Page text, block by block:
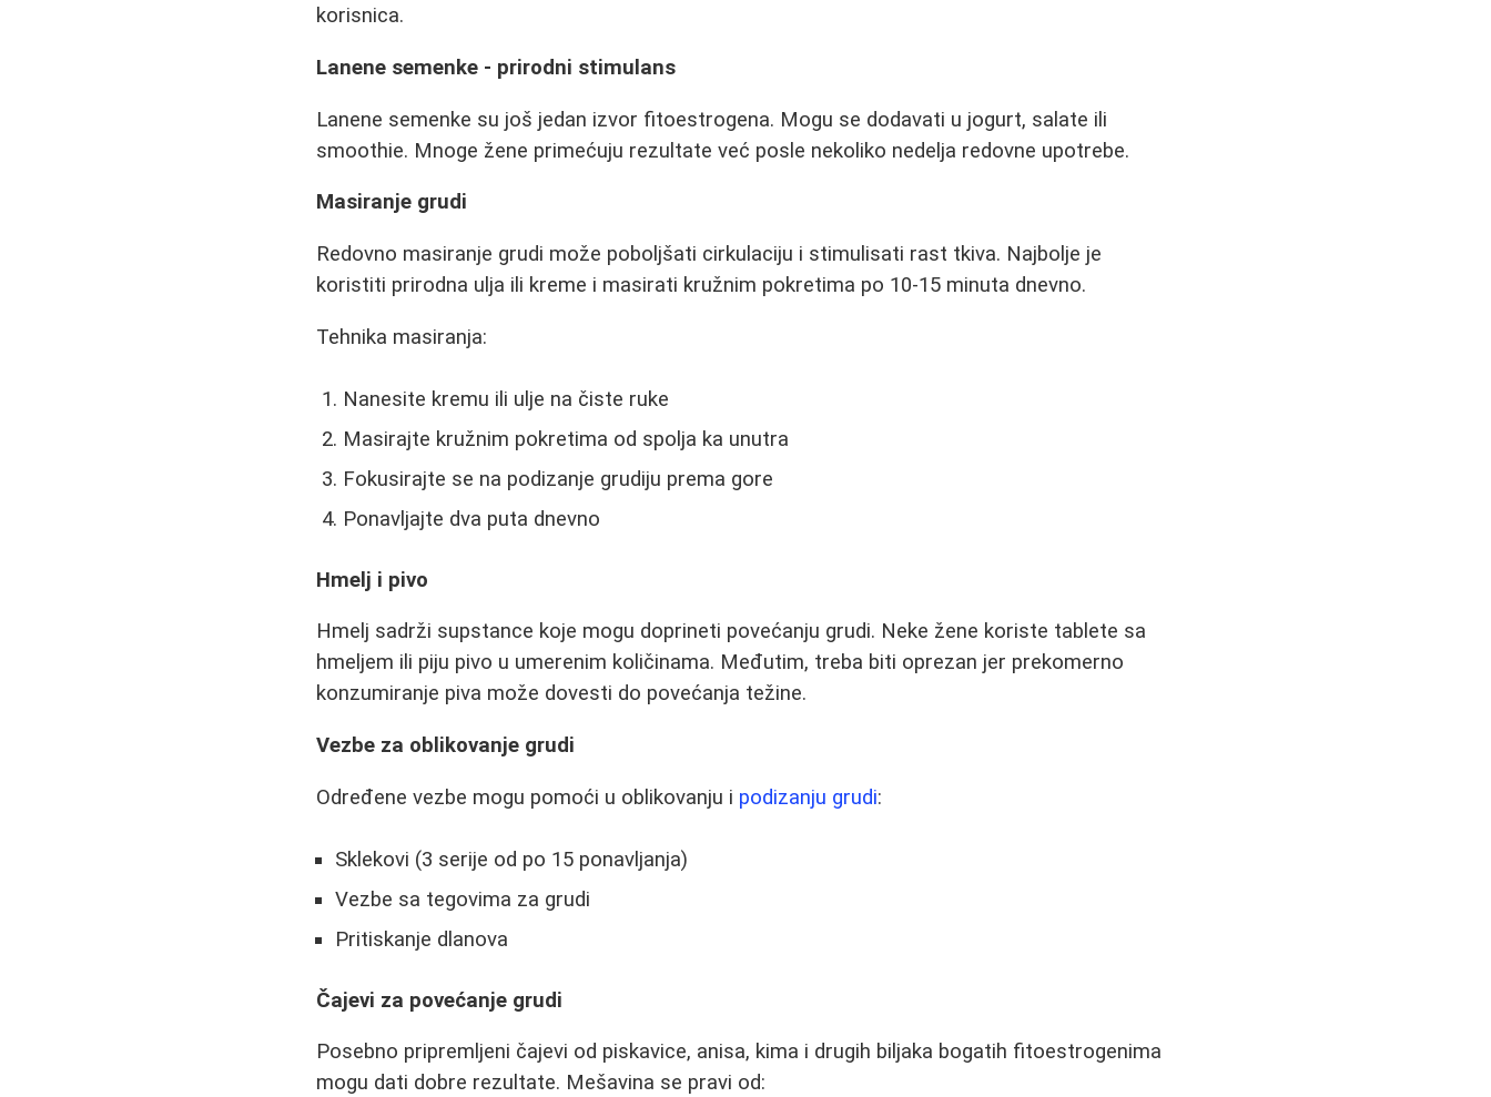
korisnica.
Lanene semenke - prirodni stimulans
Lanene semenke su još jedan izvor fitoestrogena. Mogu se dodavati u jogurt, salate ili
smoothie. Mnoge žene primećuju rezultate već posle nekoliko nedelja redovne upotrebe.
Masiranje grudi
Redovno masiranje grudi može poboljšati cirkulaciju i stimulisati rast tkiva. Najbolje je
koristiti prirodna ulja ili kreme i masirati kružnim pokretima po 10-15 minuta dnevno.
Tehnika masiranja:
Nanesite kremu ili ulje na čiste ruke
Masirajte kružnim pokretima od spolja ka unutra
Fokusirajte se na podizanje grudiju prema gore
Ponavljajte dva puta dnevno
Hmelj i pivo
Hmelj sadrži supstance koje mogu doprineti povećanju grudi. Neke žene koriste tablete sa
hmeljem ili piju pivo u umerenim količinama. Međutim, treba biti oprezan jer prekomerno
konzumiranje piva može dovesti do povećanja težine.
Vezbe za oblikovanje grudi
Određene vezbe mogu pomoći u oblikovanju i podizanju grudi:
Sklekovi (3 serije od po 15 ponavljanja)
Vezbe sa tegovima za grudi
Pritiskanje dlanova
Čajevi za povećanje grudi
Posebno pripremljeni čajevi od piskavice, anisa, kima i drugih biljaka bogatih fitoestrogenima
mogu dati dobre rezultate. Mešavina se pravi od: